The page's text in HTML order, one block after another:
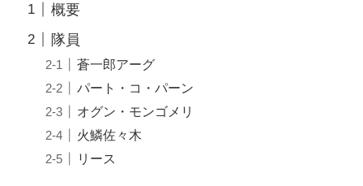
概要
隊員
蒼一郎アーグ
パート・コ・パーン
オグン・モンゴメリ
火鱗佐々木
リース